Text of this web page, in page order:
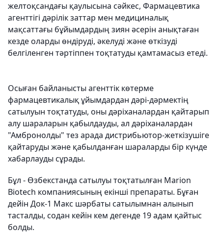
желтоқсандағы қаулысына сәйкес, Фармацевтика
агенттігі дәрілік заттар мен медициналық
мақсаттағы бұйымдардың зиян әсерін анықтаған
кезде оларды өндіруді, әкелуді және өткізуді
белгіленген тәртіппен тоқтатуды қамтамасыз етеді.
Осыған байланысты агенттік көтерме
фармацевтикалық ұйымдардан дәрі-дәрмектің
сатылуын тоқтатуды, оны дәріханалардан қайтарып
алу шараларын қабылдауды, ал дәріханалардан
"Амбронолды" тез арада дистрибьютор-жеткізушіге
қайтаруды және қабылданған шараларды бір күнде
хабарлауды сұрады.
Бұл - Өзбекстанда сатылуы тоқтатылған Marion
Biotech компаниясының екінші препараты. Бұған
дейін Док-1 Maкс шәрбаты сатылымнан алынып
тасталды, содан кейін кем дегенде 19 адам қайтыс
болды.